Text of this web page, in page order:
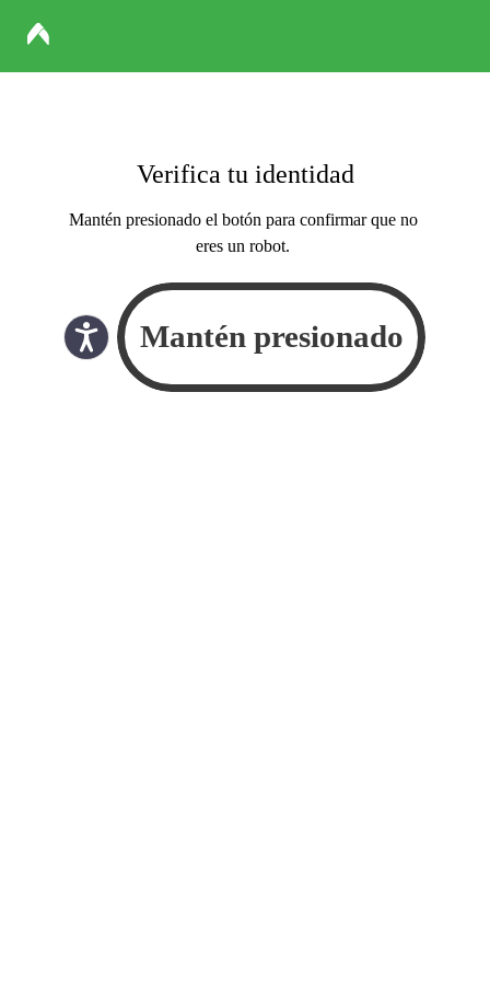
Verifica tu identidad
Mantén presionado el botón para confirmar que no
eres un robot.